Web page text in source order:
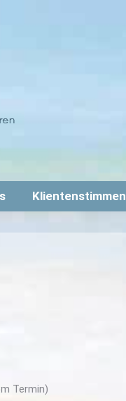
Klientenstimmen
Termin)